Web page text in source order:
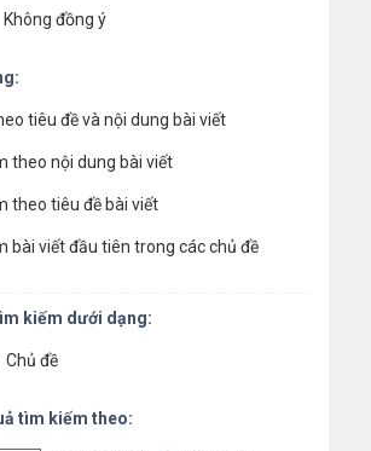
Không đồng ý
tiêu đề và nội dung bài viết
theo nội dung bài viết
theo tiêu đề bài viết
bài viết đầu tiên trong các chủ đề
kiếm dưới dạng:
Chủ đề
tìm kiếm theo: